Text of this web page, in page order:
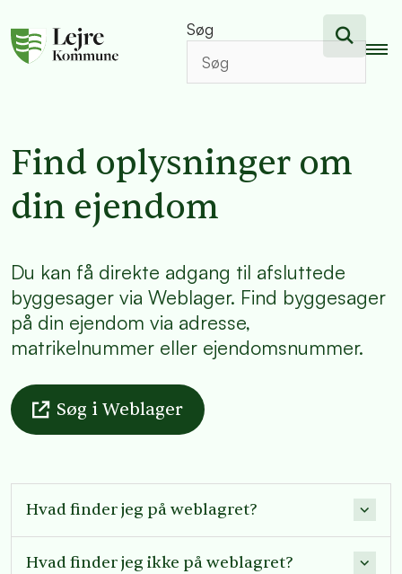
Søg
Find oplysninger om
din ejendom
Du kan få direkte adgang til afsluttede
byggesager via Weblager. Find byggesager
på din ejendom via adresse,
matrikelnummer eller ejendomsnummer.
Søg i Weblager
Hvad finder jeg på weblagret?
Hvad finder jeg ikke på weblagret?